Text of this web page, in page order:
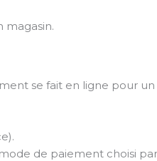
magasin.
se fait en ligne pour
de paiement choisi